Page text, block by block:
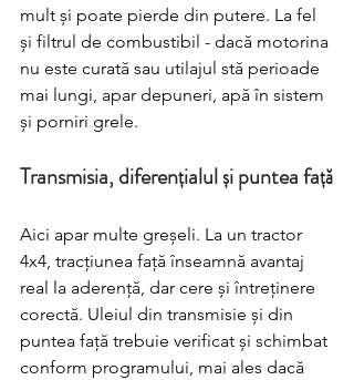
mult și poate pierde din putere. La fel
și filtrul de combustibil - dacă motorina
nu este curată sau utilajul stă perioade
mai lungi, apar depuneri, apă în sistem
și porniri grele.
Transmisia, diferențialul și puntea față
Aici apar multe greșeli. La un tractor
4x4, tracțiunea față înseamnă avantaj
real la aderență, dar cere și întreținere
corectă. Uleiul din transmisie și din
puntea față trebuie verificat și schimbat
conform programului, mai ales dacă